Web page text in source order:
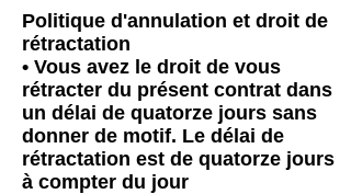
Politique d'annulation et droit de
rétractation
• Vous avez le droit de vous
rétracter du présent contrat dans
un délai de quatorze jours sans
donner de motif. Le délai de
rétractation est de quatorze jours
à compter du jour